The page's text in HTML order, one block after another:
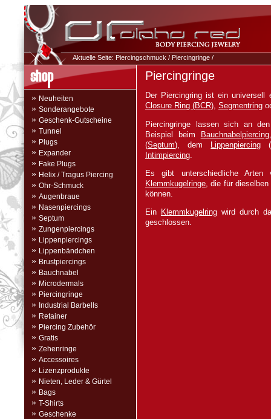
Aktuelle Seite: Piercingschmuck / Piercingringe /
» Neuheiten
» Sonderangebote
» Geschenk-Gutscheine
» Tunnel
» Plugs
» Expander
» Fake Plugs
» Helix / Tragus Piercing
» Ohr-Schmuck
» Augenbraue
» Nasenpiercings
» Septum
» Zungenpiercings
» Lippenpiercings
» Lippenbändchen
» Brustpiercings
» Bauchnabel
» Microdermals
» Piercingringe
» Industrial Barbells
» Retainer
» Piercing Zubehör
» Gratis
» Zehenringe
» Accessoires
» Lizenzprodukte
» Nieten, Leder & Gürtel
» Bags
» T-Shirts
» Geschenke
Piercingringe
Der Piercingring ist ein universell
Closure Ring (BCR), Segmentring
Piercingringe lassen sich an
Beispiel beim Bauchnabelpiercing
(Septum), dem Lippenpiercing (
Intimpiercing
Es gibt unterschiedliche
Klemmkugelringe, die für
können.
Ein Klemmkugelringwird durch
geschlossen.